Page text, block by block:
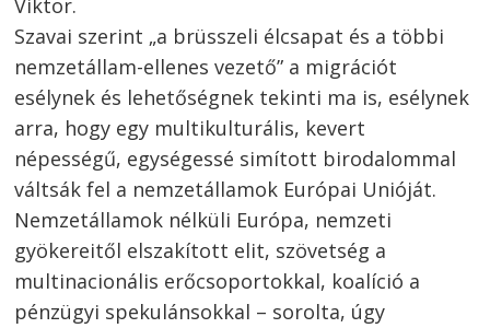
Viktor.
Szavai szerint „a brüsszeli élcsapat és a többi
nemzetállam-ellenes vezető” a migrációt
esélynek és lehetőségnek tekinti ma is, esélynek
arra, hogy egy multikulturális, kevert
népességű, egységessé simított birodalommal
váltsák fel a nemzetállamok Európai Unióját.
Nemzetállamok nélküli Európa, nemzeti
gyökereitől elszakított elit, szövetség a
multinacionális erőcsoportokkal, koalíció a
pénzügyi spekulánsokkal – sorolta, úgy